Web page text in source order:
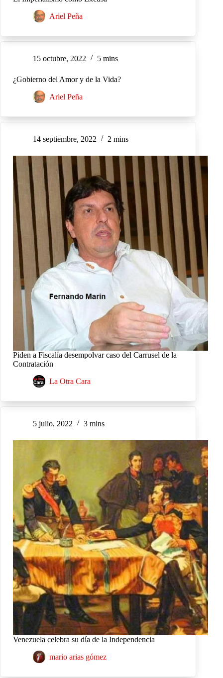
Ariel Peña
15 octubre, 2022 5 mins
¿Gobierno del Amor y de la Vida?
Ariel Peña
14 septiembre, 2022 2 mins
Piden a Fiscalía desempolvar caso del Carrusel de la
Contratación
La Otra Cara
5 julio, 2022 3 mins
Venezuela celebra su día de la Independencia
mario arias gómez